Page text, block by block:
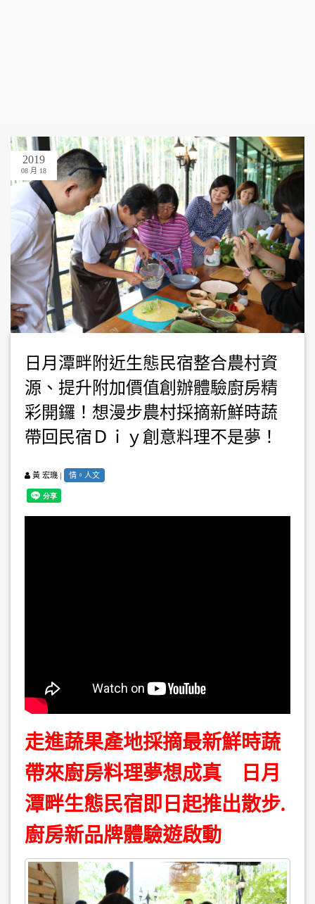
2019
08 月 18
日月潭畔附近生態民宿整合農村資
源、提升附加價值創辦體驗廚房精
彩開鑼！想漫步農村採摘新鮮時蔬
帶回民宿Ｄｉｙ創意料理不是夢！
黃 宏璣 | 情。人文
走進蔬果產地採摘最新鮮時蔬
帶來廚房料理夢想成真 日月
潭畔生態民宿即日起推出散步.
廚房新品牌體驗遊啟動